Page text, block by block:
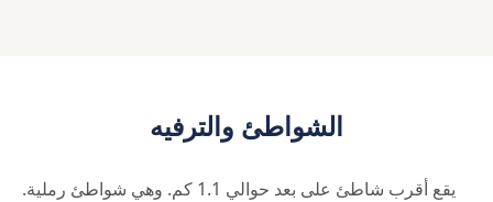
الشواطئ والترفيه
يقع أقرب شاطئ على بعد حوالي 1.1 كم. وهي شواطئ رملية.